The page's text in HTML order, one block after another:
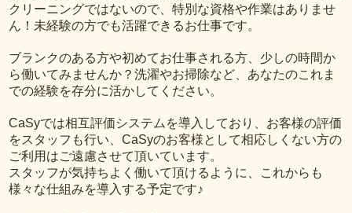
クリーニングではないので、特別な資格や作業はありませ
ん！未経験の方でも活躍できるお仕事です。
ブランクのある方や初めてお仕事される方、少しの時間か
ら働いてみませんか？洗濯やお掃除など、あなたのこれま
での経験を存分に活かしてください。
CaSyでは相互評価システムを導入しており、お客様の評価
をスタッフも行い、CaSyのお客様として相応しくない方の
ご利用はご遠慮させて頂いています。
スタッフが気持ちよく働いて頂けるように、これからも
様々な仕組みを導入する予定です♪